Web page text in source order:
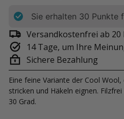
Sie erhalten 30 Punkte
Versandkostenfrei ab 20
14 Tage, um Ihre
Sichere Bezahlung
Eine feine Variante der Cool
stricken und Häkeln eignen.
30 Grad.